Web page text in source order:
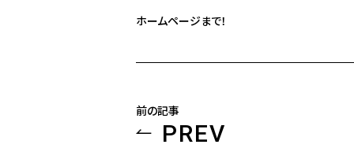
ホームページまで！
前の記事
PREV